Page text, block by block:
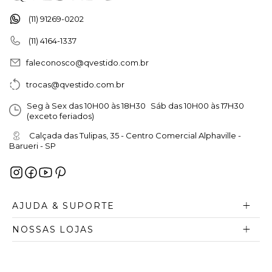
(11) 91269-0202
(11) 4164-1337
faleconosco@qvestido.com.br
trocas@qvestido.com.br
Seg à Sex das 10H00 às 18H30 Sáb das 10H00 às 17H30
(exceto feriados)
Calçada das Tulipas, 35 - Centro Comercial Alphaville -
Barueri - SP
AJUDA & SUPORTE
NOSSAS LOJAS